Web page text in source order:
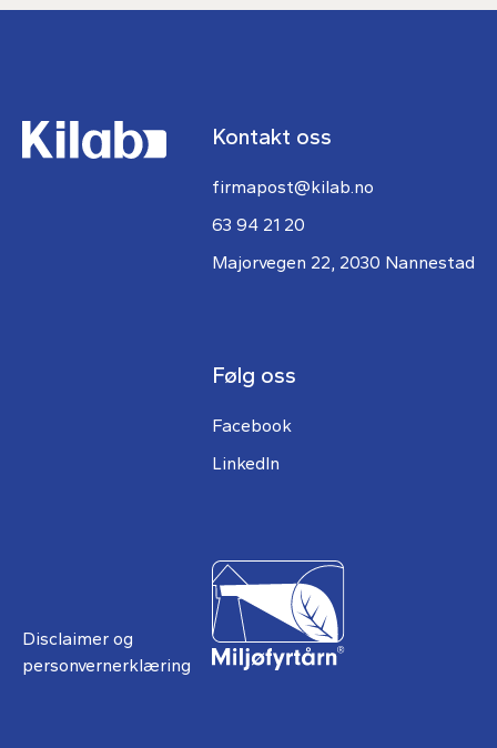
Kontakt oss
firmapost@kilab.no
63 94 21 20
Majorvegen 22, 2030 Nannestad
Følg oss
Facebook
LinkedIn
Disclaimer og
personvernerklæring